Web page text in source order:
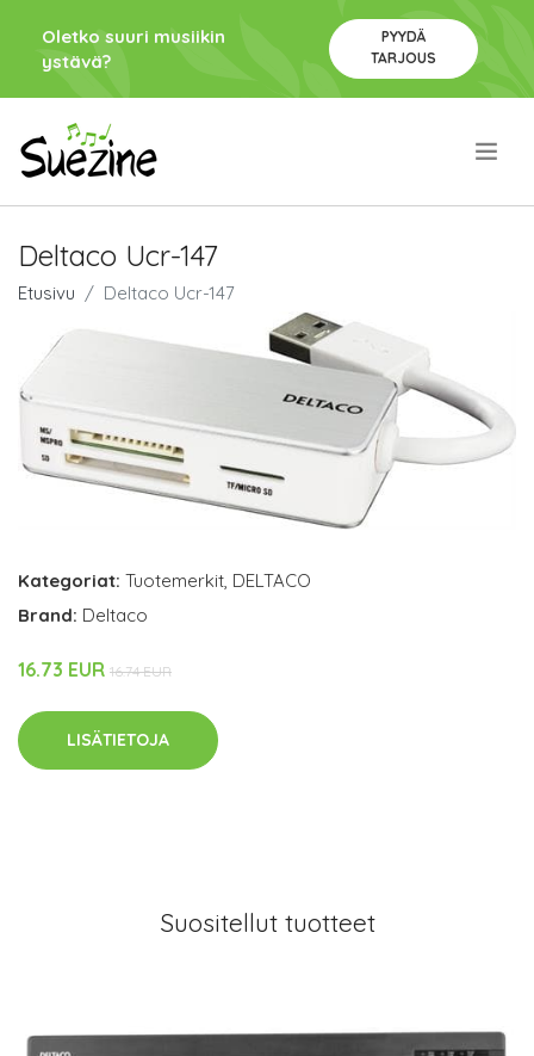
Oletko suuri musiikin
ystävä?
PYYDÄ
TARJOUS
Deltaco Ucr-147
Etusivu Deltaco Ucr-147
Kategoriat: Tuotemerkit, DELTACO
Brand: Deltaco
16.73 EUR 16.74 EUR
LISÄTIETOJA
Suositellut tuotteet